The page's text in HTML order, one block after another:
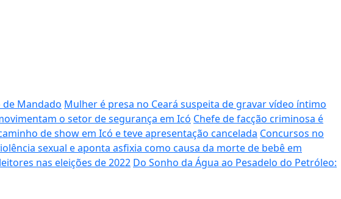
Mandado Mulher é presa no Ceará suspeita de gravar vídeo íntimo
o setor de segurança em Icó Chefe de facção criminosa é
de show em Icó e teve apresentação cancelada Concursos no
sexual e aponta asfixia como causa da morte de bebê em
nas eleições de 2022 Do Sonho da Água ao Pesadelo do Petróleo: